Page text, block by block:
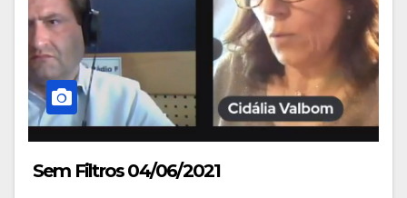
Sem Filtros 04/06/2021